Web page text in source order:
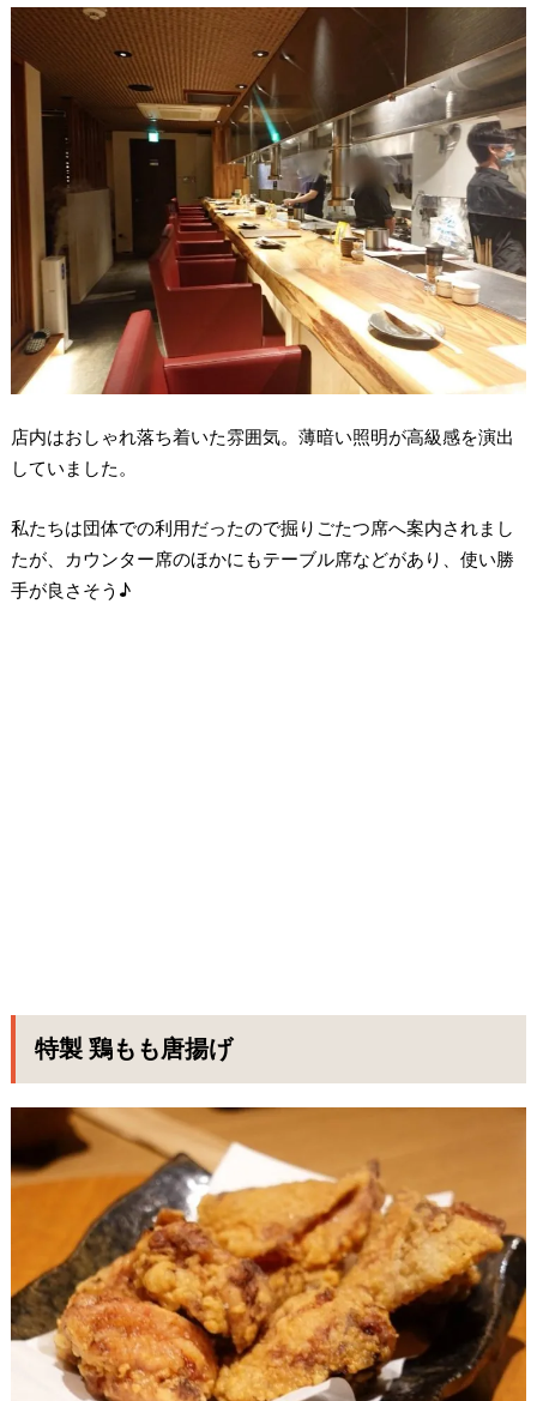
店内はおしゃれ落ち着いた雰囲気。薄暗い照明が高級感を演出
していました。
私たちは団体での利用だったので掘りごたつ席へ案内されまし
たが、カウンター席のほかにもテーブル席などがあり、使い勝
手が良さそう♪
特製 鶏もも唐揚げ